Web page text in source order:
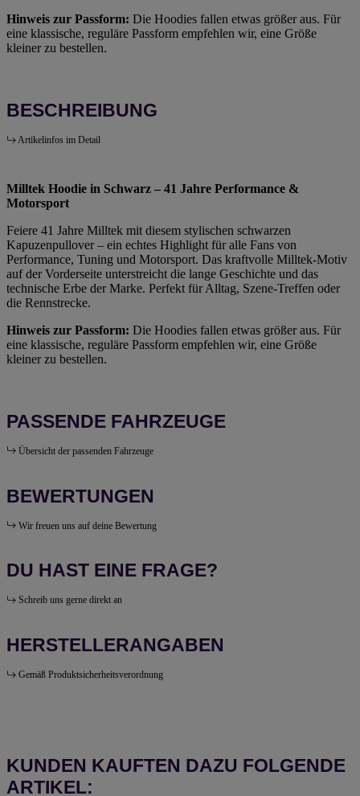
Hinweis zur Passform: Die Hoodies fallen etwas größer aus. Für
eine klassische, reguläre Passform empfehlen wir, eine Größe
kleiner zu bestellen.
BESCHREIBUNG
Artikelinfos im Detail
Milltek Hoodie in Schwarz – 41 Jahre Performance &
Motorsport
Feiere 41 Jahre Milltek mit diesem stylischen schwarzen
Kapuzenpullover – ein echtes Highlight für alle Fans von
Performance, Tuning und Motorsport. Das kraftvolle Milltek-Motiv
auf der Vorderseite unterstreicht die lange Geschichte und das
technische Erbe der Marke. Perfekt für Alltag, Szene-Treffen oder
die Rennstrecke.
Hinweis zur Passform: Die Hoodies fallen etwas größer aus. Für
eine klassische, reguläre Passform empfehlen wir, eine Größe
kleiner zu bestellen.
PASSENDE FAHRZEUGE
Übersicht der passenden Fahrzeuge
BEWERTUNGEN
Wir freuen uns auf deine Bewertung
DU HAST EINE FRAGE?
Schreib uns gerne direkt an
HERSTELLERANGABEN
Gemäß Produktsicherheitsverordnung
KUNDEN KAUFTEN DAZU FOLGENDE
ARTIKEL: